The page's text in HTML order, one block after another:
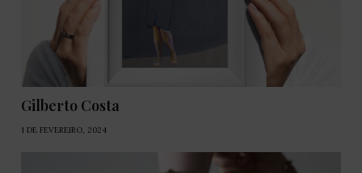
Gilberto Costa
1 DE FEVEREIRO, 2024